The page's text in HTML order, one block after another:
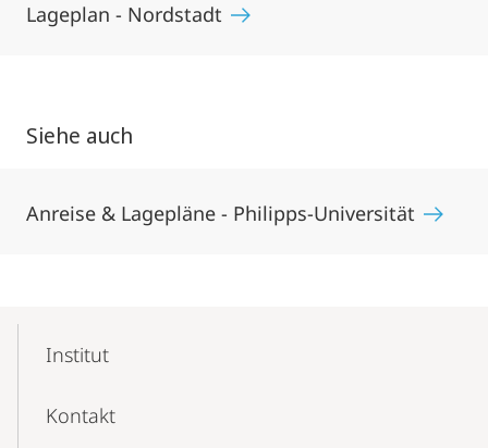
Lageplan - Nordstadt
Siehe auch
Anreise & Lagepläne - Philipps-Universität
Navigation
Institut
Kontakt